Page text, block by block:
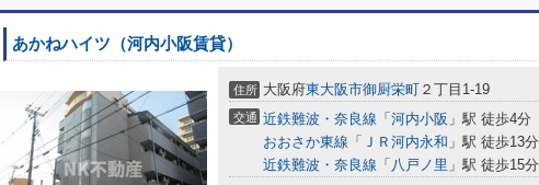
あかねハイツ（河内小阪賃貸）
住所 大阪府東大阪市御厨栄町 ２丁目1-19
交通 近鉄難波・奈良線 「 河内小阪 」駅 徒歩4分
おおさか東線 「 ＪＲ河内永和 」駅 徒歩13分
近鉄難波・奈良線 「 八戸ノ里 」駅 徒歩15分